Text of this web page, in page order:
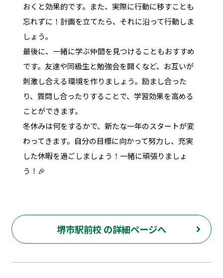
おくと効果的です。また、実際に行動に移すことも
忘れずに！計画を立てたら、それに沿って行動しま
しょう。
最後に、一緒に学ぶ仲間を見つけることもおすすめ
です。友達や同級生と勉強会を開くなど、お互いが
刺激し合える環境を作りましょう。励まし合った
り、質問し合ったりすることで、学習効果を高める
ことができます。
冬休みは何をするかで、新たな一年のスタートが変
わってきます。自分の目標に向かって努力し、充実
した休暇を過ごしましょう！一緒に頑張りましょ
う！🎉
堺市駅前校 の詳細ページへ